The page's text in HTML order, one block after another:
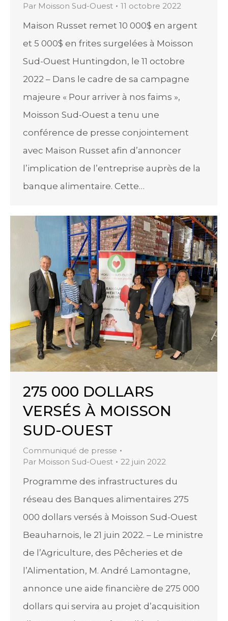
Par Moisson Sud-Ouest 11 octobre 2022
Maison Russet remet 10 000$ en argent
et 5 000$ en frites surgelées à Moisson
Sud-Ouest Huntingdon, le 11 octobre
2022 – Dans le cadre de sa campagne
majeure « Pour arriver à nos faims »,
Moisson Sud-Ouest a tenu une
conférence de presse conjointement
avec Maison Russet afin d’annoncer
l’implication de l’entreprise auprès de la
banque alimentaire. Cette…
275 000 DOLLARS
VERSÉS À MOISSON
SUD-OUEST
Communiqué de presse
Par Moisson Sud-Ouest 22 juin 2022
Programme des infrastructures du
réseau des Banques alimentaires 275
000 dollars versés à Moisson Sud-Ouest
Beauharnois, le 21 juin 2022. – Le ministre
de l’Agriculture, des Pêcheries et de
l’Alimentation, M. André Lamontagne,
annonce une aide financière de 275 000
dollars qui servira au projet d’acquisition